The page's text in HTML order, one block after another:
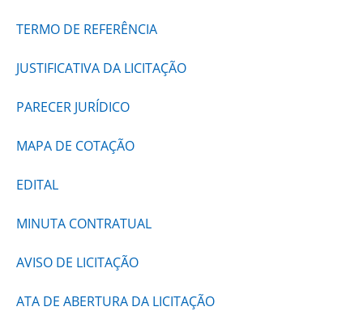
TERMO DE REFERÊNCIA
JUSTIFICATIVA DA LICITAÇÃO
PARECER JURÍDICO
MAPA DE COTAÇÃO
EDITAL
MINUTA CONTRATUAL
AVISO DE LICITAÇÃO
ATA DE ABERTURA DA LICITAÇÃO